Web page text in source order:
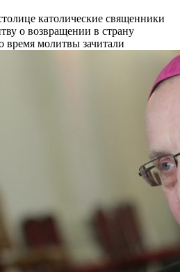
католические священники
о возвращении в страну
молитвы зачитали